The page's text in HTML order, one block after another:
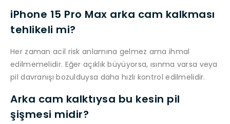
iPhone 15 Pro Max arka cam kalkması
tehlikeli mi?
Her zaman acil risk anlamına gelmez ama ihmal
edilmemelidir. Eğer açıklık büyüyorsa, ısınma varsa veya
pil davranışı bozulduysa daha hızlı kontrol edilmelidir.
Arka cam kalktıysa bu kesin pil
şişmesi midir?